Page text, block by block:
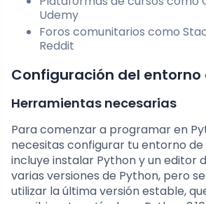
Udemy
Foros comunitarios como
Reddit
Configuración del entorno
Herramientas necesarias
Para comenzar a programar en
necesitas configurar tu entorno de
incluye instalar Python y un editor
varias versiones de Python, pero
utilizar la última versión estable,